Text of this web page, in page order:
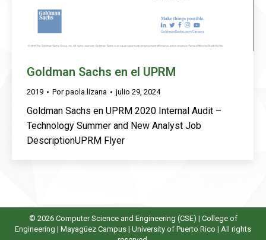
Goldman Sachs en el UPRM
2019 Porpaola.lizana julio 29, 2024
Goldman Sachs en UPRM 2020 Internal Audit –
Technology Summer and New Analyst Job
DescriptionUPRM Flyer
© 2026 Computer Science and Engineering (CSE) | College of
Engineering | Mayagüez Campus | University of Puerto Rico | All rights